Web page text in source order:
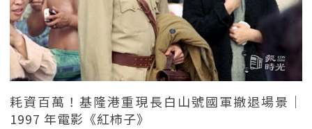
耗資百萬！基隆港重現長白山號國軍撤退場景｜
1997 年電影《紅柿子》